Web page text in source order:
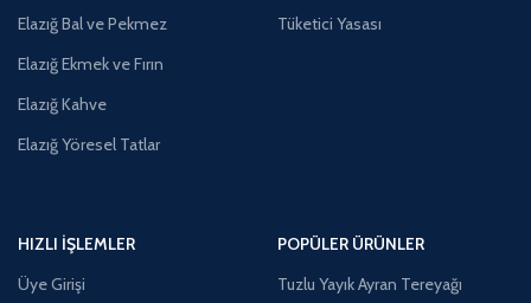
Elazığ Bal ve Pekmez
Elazığ Ekmek ve Fırın
Elazığ Kahve
Elazığ Yöresel Tatlar
Tüketici Yasası
HIZLI İŞLEMLER
Üye Girişi
POPÜLER ÜRÜNLER
Tuzlu Yayık Ayran Tereyağı